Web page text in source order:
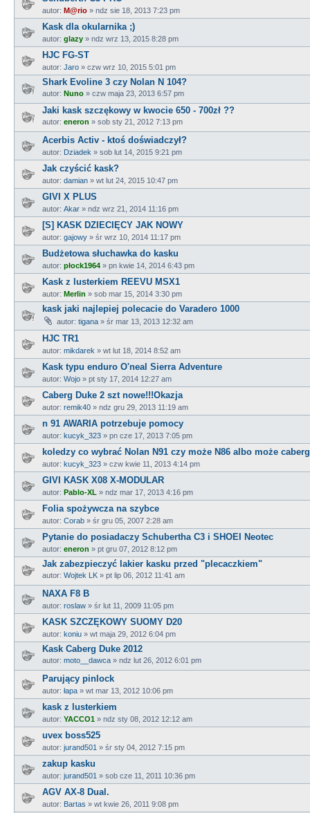
autor: M@rio » ndz sie 18, 2013 7:23 pm
Kask dla okularnika ;)
autor: glazy » ndz wrz 13, 2015 8:28 pm
HJC FG-ST
autor: Jaro » czw wrz 10, 2015 5:01 pm
Shark Evoline 3 czy Nolan N 104?
autor: Nuno » czw maja 23, 2013 6:57 pm
Jaki kask szczękowy w kwocie 650 - 700zł ??
autor: eneron » sob sty 21, 2012 7:13 pm
Acerbis Activ - ktoś doświadczył?
autor: Dziadek » sob lut 14, 2015 9:21 pm
Jak czyścić kask?
autor: damian » wt lut 24, 2015 10:47 pm
GIVI X PLUS
autor: Akar » ndz wrz 21, 2014 11:16 pm
[S] KASK DZIECIĘCY JAK NOWY
autor: gajowy » śr wrz 10, 2014 11:17 pm
Budżetowa słuchawka do kasku
autor: płock1964 » pn kwie 14, 2014 6:43 pm
Kask z lusterkiem REEVU MSX1
autor: Merlin » sob mar 15, 2014 3:30 pm
kask jaki najlepiej polecacie do Varadero 1000
autor: tigana » śr mar 13, 2013 12:32 am
HJC TR1
autor: mikdarek » wt lut 18, 2014 8:52 am
Kask typu enduro O'neal Sierra Adventure
autor: Wojo » pt sty 17, 2014 12:27 am
Caberg Duke 2 szt nowe!!!Okazja
autor: remik40 » ndz gru 29, 2013 11:19 am
n 91 AWARIA potrzebuje pomocy
autor: kucyk_323 » pn cze 17, 2013 7:05 pm
koledzy co wybrać Nolan N91 czy może N86 albo może
autor: kucyk_323 » czw kwie 11, 2013 4:14 pm
GIVI KASK X08 X-MODULAR
autor: Pablo-XL » ndz mar 17, 2013 4:16 pm
Folia spożywcza na szybce
autor: Corab » śr gru 05, 2007 2:28 am
Pytanie do posiadaczy Schubertha C3 i SHOEI Neotec
autor: eneron » pt gru 07, 2012 8:12 pm
Jak zabezpieczyć lakier kasku przed "plecaczkiem"
autor: Wojtek LK » pt lip 06, 2012 11:41 am
NAXA F8 B
autor: roslaw » śr lut 11, 2009 11:05 pm
KASK SZCZĘKOWY SUOMY D20
autor: koniu » wt maja 29, 2012 6:04 pm
Kask Caberg Duke 2012
autor: moto__dawca » ndz lut 26, 2012 6:01 pm
Parujący pinlock
autor: łapa » wt mar 13, 2012 10:06 pm
kask z lusterkiem
autor: YACCO1 » ndz sty 08, 2012 12:12 am
uvex boss525
autor: jurand501 » śr sty 04, 2012 7:15 pm
zakup kasku
autor: jurand501 » sob cze 11, 2011 10:36 pm
AGV AX-8 Dual.
autor: Bartas » wt kwie 26, 2011 9:08 pm